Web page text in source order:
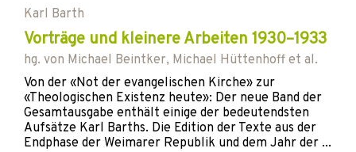
Karl Barth
Vorträge und kleinere Arbeiten 1930–1933
hg. von Michael Beintker, Michael Hüttenhoff et al.
Von der «Not der evangelischen Kirche» zur
«Theologischen Existenz heute»: Der neue Band der
Gesamtausgabe enthält einige der bedeutendsten
Aufsätze Karl Barths. Die Edition der Texte aus der
Endphase der Weimarer Republik und dem Jahr der ...